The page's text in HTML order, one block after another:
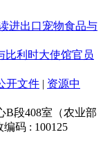
进出口宠物食品与
比利时大使馆官员
开文件 | 资源中
B段408室（农业部
码 : 100125